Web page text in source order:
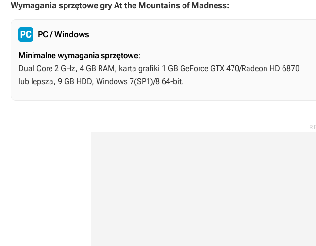
Wymagania sprzętowe gry At the Mountains of Madness:
PC / Windows
Minimalne wymagania sprzętowe:
Dual Core 2 GHz, 4 GB RAM, karta grafiki 1 GB GeForce GTX 470/Radeon HD 6870
lub lepsza, 9 GB HDD, Windows 7(SP1)/8 64-bit.